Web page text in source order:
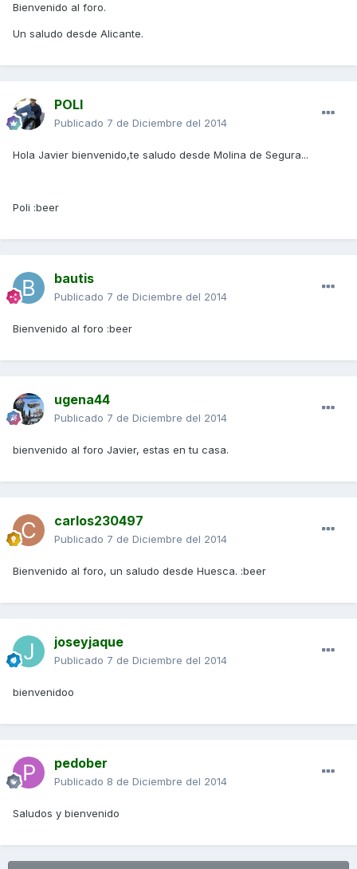
Bienvenido al foro.
Un saludo desde Alicante.
POLI
Publicado 7 de Diciembre del 2014
Hola Javier bienvenido,te saludo desde Molina de Segura...
Poli :beer
bautis
Publicado 7 de Diciembre del 2014
Bienvenido al foro :beer
ugena44
Publicado 7 de Diciembre del 2014
bienvenido al foro Javier, estas en tu casa.
carlos230497
Publicado 7 de Diciembre del 2014
Bienvenido al foro, un saludo desde Huesca. :beer
joseyjaque
Publicado 7 de Diciembre del 2014
bienvenidoo
pedober
Publicado 8 de Diciembre del 2014
Saludos y bienvenido